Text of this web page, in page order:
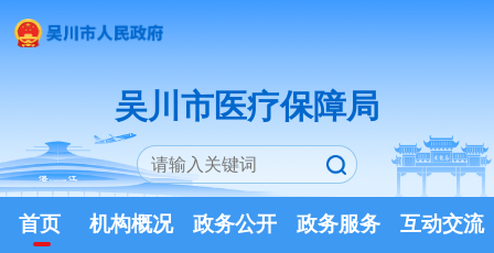
吴川市医疗保障局
首页 机构概况 政务公开 政务服务 互动交流